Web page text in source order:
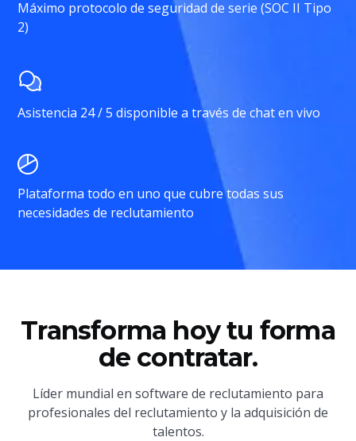
Máximo protocolo de seguridad de serie (SOC II Tipo
2)
Asistencia 24 / 5 disponible a través de chat en vivo
Plataforma todo en uno que cubre todas sus
necesidades de reclutamiento
Transforma hoy tu forma
de contratar.
Líder mundial en software de reclutamiento para
profesionales del reclutamiento y la adquisición de
talentos.